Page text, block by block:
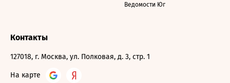
Ведомости Юг
Контакты
127018, г. Москва, ул. Полковая, д. 3, стр. 1
На карте